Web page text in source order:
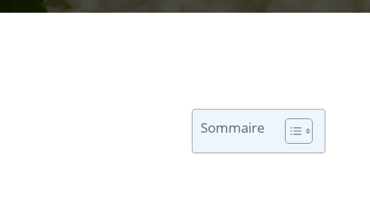
Sommaire